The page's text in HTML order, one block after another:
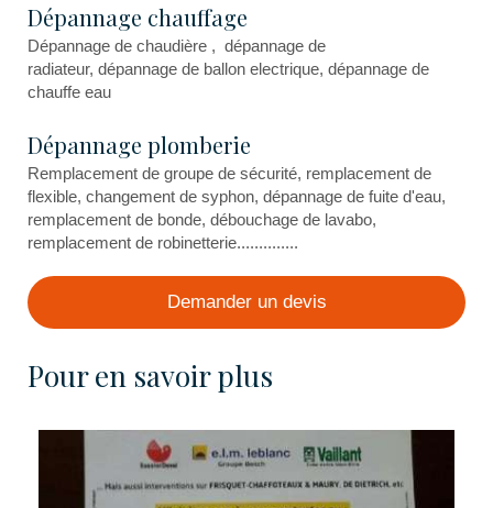
Dépannage chauffage
Dépannage de chaudière , dépannage de
radiateur, dépannage de ballon electrique, dépannage de
chauffe eau
Dépannage plomberie
Remplacement de groupe de sécurité, remplacement de
flexible, changement de syphon, dépannage de fuite d'eau,
remplacement de bonde, débouchage de lavabo,
remplacement de robinetterie..............
Demander un devis
Pour en savoir plus